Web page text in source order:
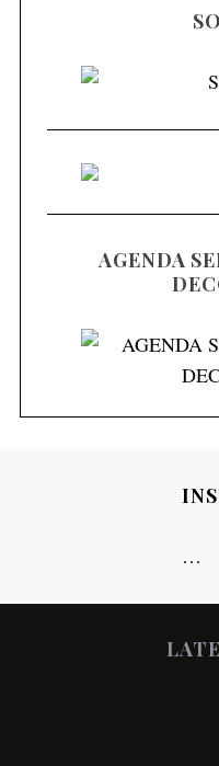
AGENDA
…